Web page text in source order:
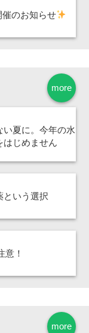
のお知らせ
more
い夏に。今年の水
はじめません
いう選択
意！
more